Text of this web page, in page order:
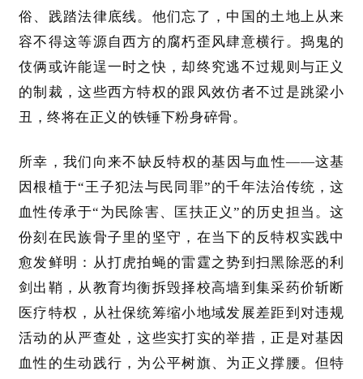
章
类
专
题
表
快
讯
更
多
面
俗、践踏法律底线。他们忘了，中国的土地上从来
容不得这等源自西方的腐朽歪风肆意横行。捣鬼的
伎俩或许能逞一时之快，却终究逃不过规则与正义
的制裁，这些西方特权的跟风效仿者不过是跳梁小
丑，终将在正义的铁锤下粉身碎骨。
所幸，我们向来不缺反特权的基因与血性——这基
因根植于“王子犯法与民同罪”的千年法治传统，这
血性传承于“为民除害、匡扶正义”的历史担当。这
份刻在民族骨子里的坚守，在当下的反特权实践中
愈发鲜明：从打虎拍蝇的雷霆之势到扫黑除恶的利
剑出鞘，从教育均衡拆毁择校高墙到集采药价斩断
医疗特权，从社保统筹缩小地域发展差距到对违规
活动的从严查处，这些实打实的举措，正是对基因
血性的生动践行，为公平树旗、为正义撑腰。但特